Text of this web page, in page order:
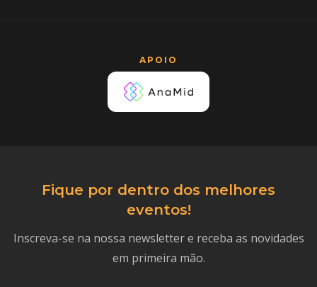
APOIO
Fique por dentro dos melhores
eventos!
Inscreva-se na nossa newsletter e receba as novidades
em primeira mão.